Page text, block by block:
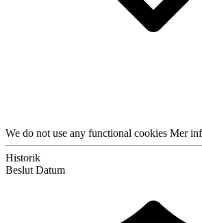
We do not use any functional cookies Mer
Historik
Beslut Datum